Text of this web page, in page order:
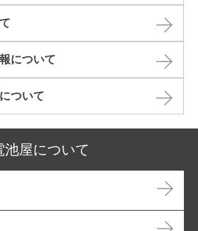
について​
ついて​
池屋について